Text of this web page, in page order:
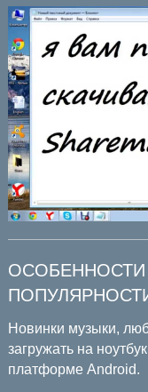
Новинки музыки,
загружать на
платформе Android.